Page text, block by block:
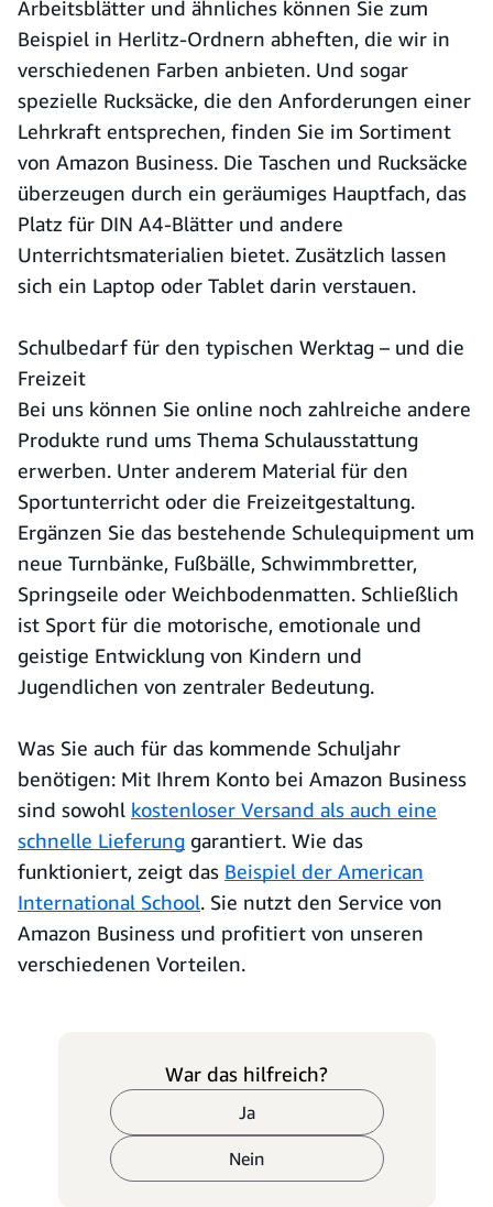
Arbeitsblätter und ähnliches können Sie zum
Beispiel in Herlitz-Ordnern abheften, die wir in
verschiedenen Farben anbieten. Und sogar
spezielle Rucksäcke, die den Anforderungen einer
Lehrkraft entsprechen, finden Sie im Sortiment
von Amazon Business. Die Taschen und Rucksäcke
überzeugen durch ein geräumiges Hauptfach, das
Platz für DIN A4-Blätter und andere
Unterrichtsmaterialien bietet. Zusätzlich lassen
sich ein Laptop oder Tablet darin verstauen.
Schulbedarf für den typischen Werktag – und die
Freizeit
Bei uns können Sie online noch zahlreiche andere
Produkte rund ums Thema Schulausstattung
erwerben. Unter anderem Material für den
Sportunterricht oder die Freizeitgestaltung.
Ergänzen Sie das bestehende Schulequipment um
neue Turnbänke, Fußbälle, Schwimmbretter,
Springseile oder Weichbodenmatten. Schließlich
ist Sport für die motorische, emotionale und
geistige Entwicklung von Kindern und
Jugendlichen von zentraler Bedeutung.
Was Sie auch für das kommende Schuljahr
benötigen: Mit Ihrem Konto bei Amazon Business
sind sowohl kostenloser Versand als auch eine
schnelle Lieferung garantiert. Wie das
funktioniert, zeigt das Beispiel der American
International School. Sie nutzt den Service von
Amazon Business und profitiert von unseren
verschiedenen Vorteilen.
War das hilfreich?
Ja
Nein